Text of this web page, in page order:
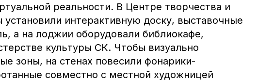
реальности. В Центре творчества и
установили интерактивную доску, выставочные
а на лоджии оборудовали библиокафе,
культуры СК. Чтобы визуально
зоны, на стенах повесили фонарики-
совместно с местной художницей